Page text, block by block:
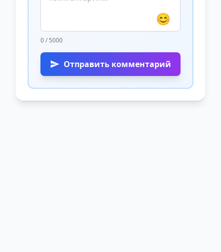
😊
0 / 5000
Отправить комментарий